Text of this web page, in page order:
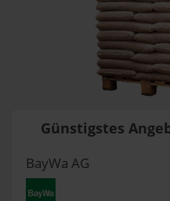
Günstigstes
BayWa AG